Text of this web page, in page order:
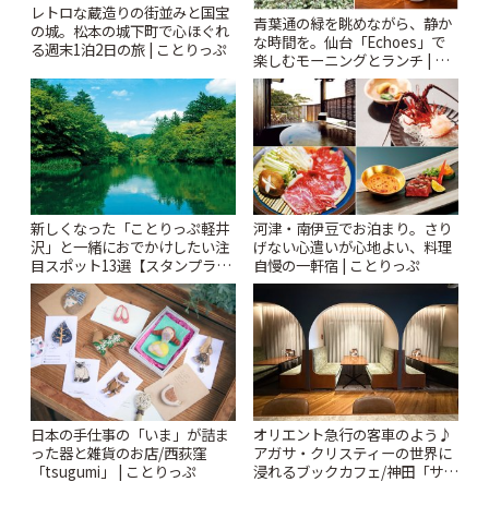
レトロな蔵造りの街並みと国宝
の城。松本の城下町で心ほぐれ
る週末1泊2日の旅 | ことりっぷ
青葉通の緑を眺めながら、静か
な時間を。仙台「Echoes」で
楽しむモーニングとランチ | こ
とりっぷ
新しくなった「ことりっぷ軽井
沢」と一緒におでかけしたい注
目スポット13選【スタンプラリ
ー開催中】 | ことりっぷ
河津・南伊豆でお泊まり。さり
げない心遣いが心地よい、料理
自慢の一軒宿 | ことりっぷ
日本の手仕事の「いま」が詰ま
った器と雑貨のお店/西荻窪
「tsugumi」 | ことりっぷ
オリエント急行の客車のよう♪
アガサ・クリスティーの世界に
浸れるブックカフェ/神田「サロ